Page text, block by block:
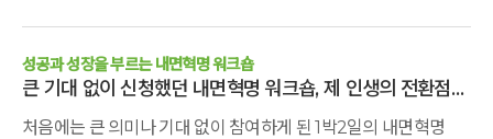
성공과 성장을 부르는 내면혁명 워크숍
큰 기대 없이 신청했던 내면혁명 워크숍, 제 인생의 전환점이 되었습니다.
처음에는 큰 의미나 기대 없이 참여하게 된 1박2일의 내면혁명